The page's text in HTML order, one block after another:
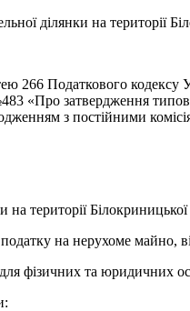
ділянки на території
266 Податкового кодексу
«Про затвердження
з постійними
на території Білокриницької
на нерухоме майно,
та юридичних осіб,